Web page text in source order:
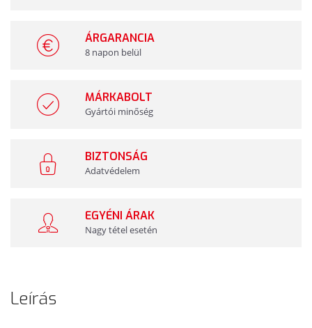
ÁRGARANCIA
8 napon belül
MÁRKABOLT
Gyártói minőség
BIZTONSÁG
Adatvédelem
EGYÉNI ÁRAK
Nagy tétel esetén
Leírás